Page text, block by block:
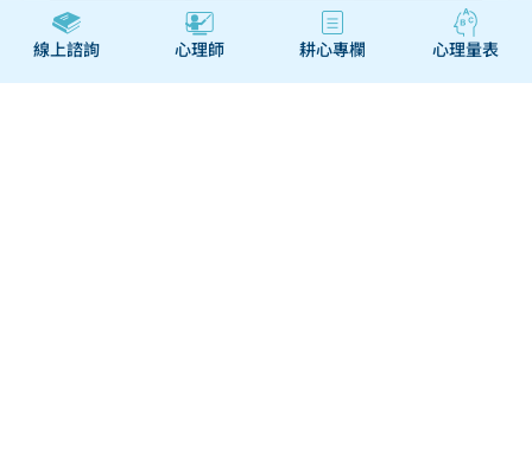
改變很痛苦，但不改變會受
線上諮詢 心理師 耕心專欄 心理量表